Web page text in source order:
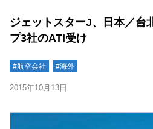
ジェットスターJ、日本／台
プ3社のATI受け
#航空会社 #海外
2015年10月13日